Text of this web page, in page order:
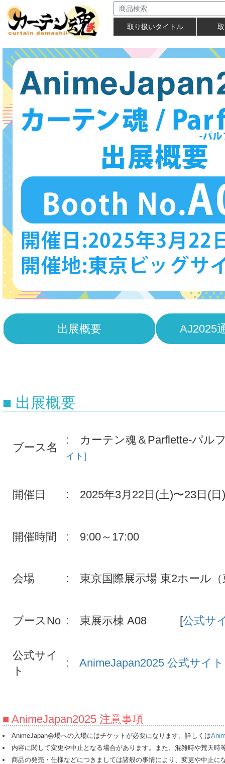
取り扱いタイトル
出展概要 AJ2025
■ 出展概要
ブース名
: カーテン魂＆Parflette-パル
イト]
開催日 : 2025年3月22日(土)〜23日(日)
開催時間 : 9:00～17:00
会場 : 東京国際展示場 東2ホール
ブースNo : 東展示棟 A08 [公式サ
公式サイ
ト
: AnimeJapan2025 公式サイト
■ AnimeJapan2025 注意事項
AnimeJapan会場への入場にはチケットが必要になります。詳しくは
内容に関して変更や中止となる場合があります。また、混雑時や荒天
商品の発売・仕様などにつきましては諸般の事情により、変更や中止に